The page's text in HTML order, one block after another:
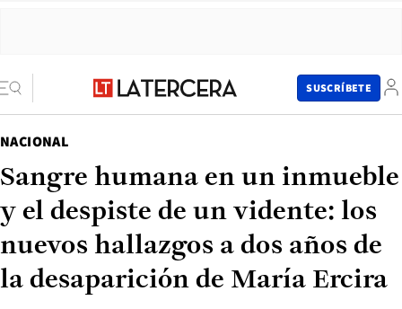
SUSCRÍBETE
NACIONAL
Sangre humana en un inmueble
y el despiste de un vidente: los
nuevos hallazgos a dos años de
la desaparición de María Ercira